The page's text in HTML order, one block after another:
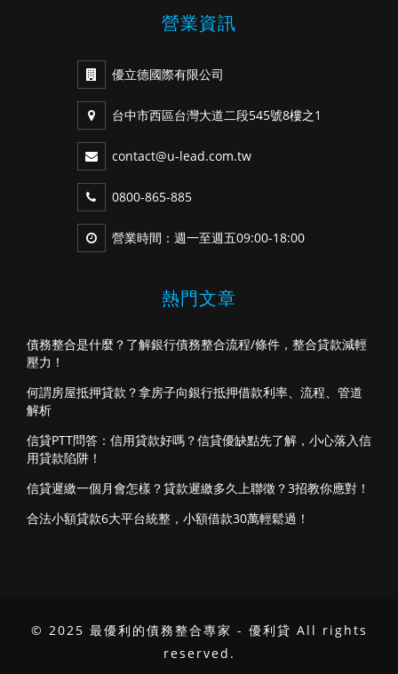
營業資訊
優立德國際有限公司
台中市西區台灣大道二段545號8樓之1
contact@u-lead.com.tw
0800-865-885
營業時間：週一至週五09:00-18:00
熱門文章
債務整合是什麼？了解銀行債務整合流程/條件，整合貸款減輕
壓力！
何謂房屋抵押貸款？拿房子向銀行抵押借款利率、流程、管道
解析
信貸PTT問答：信用貸款好嗎？信貸優缺點先了解，小心落入信
用貸款陷阱！
信貸遲繳一個月會怎樣？貸款遲繳多久上聯徵？3招教你應對！
合法小額貸款6大平台統整，小額借款30萬輕鬆過！
© 2025 最優利的債務整合專家 - 優利貸 All rights
reserved.